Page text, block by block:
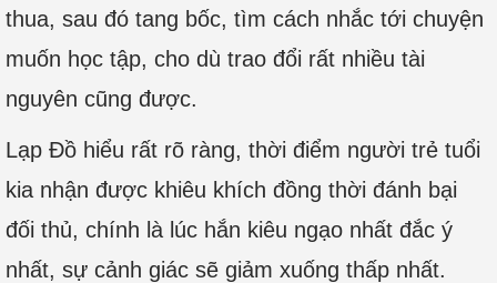
thua, sau đó tang bốc, tìm cách nhắc tới chuyện
muốn học tập, cho dù trao đổi rất nhiều tài
nguyên cũng được.
Lạp Đồ hiểu rất rõ ràng, thời điểm người trẻ tuổi
kia nhận được khiêu khích đồng thời đánh bại
đối thủ, chính là lúc hắn kiêu ngạo nhất đắc ý
nhất, sự cảnh giác sẽ giảm xuống thấp nhất.